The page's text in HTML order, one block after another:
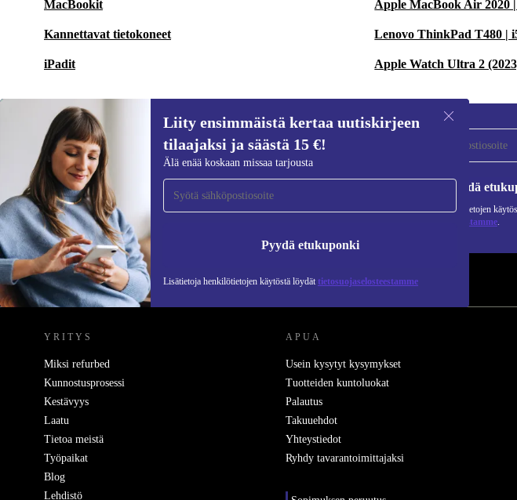
MacBookit
Kannettavat tietokoneet
iPadit
Apple MacBook Air 2020
Lenovo ThinkPad T480 |
Apple Watch Ultra 2
Liity ensimmäistä kertaa uutiskirjeen
tilaajaksi ja säästä 15 €!
Älä enää koskaan missaa tarjousta
Pyydä etukuponki
Lisätietoja henkilötietojen käytöstä löydät tietosuojaselosteestamme
Liity ensimmäistä kertaa uutiskirjeen
tilaajaksi ja säästä 15 €!
Älä missaa enää yhtäkään tarjousta.
Pyydä
Lisätietoja henkilötietojen
tietosuojaselosteestamme.
REFURBED SUOMI - RETHINK NEW.
YRITYS
Miksi refurbed
Kunnostusprosessi
Kestävyys
Laatu
Tietoa meistä
Työpaikat
Blog
Lehdistö
APUA
Usein kysytyt kysymykset
Tuotteiden kuntoluokat
Palautus
Takuuehdot
Yhteystiedot
Ryhdy tavarantoimittajaksi